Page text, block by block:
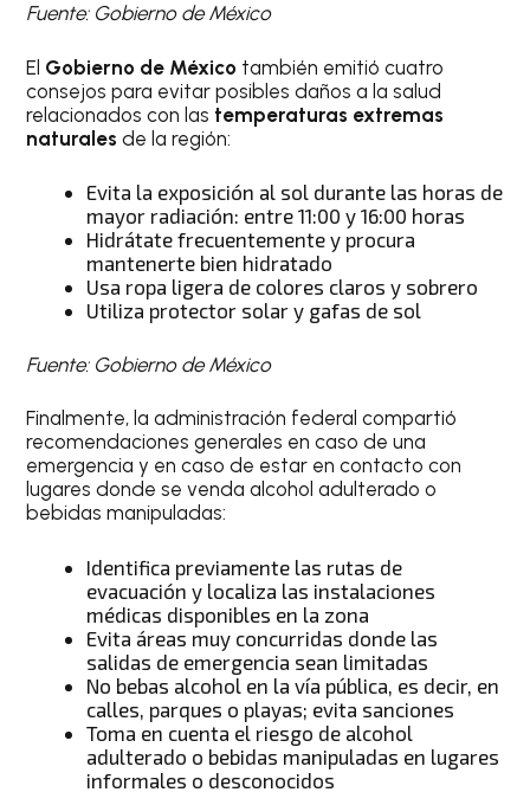
Fuente: Gobierno de México
El Gobierno de México también emitió cuatro
consejos para evitar posibles daños a la salud
relacionados con las temperaturas extremas
naturales de la región:
Evita la exposición al sol durante las horas de
mayor radiación: entre 11:00 y 16:00 horas
Hidrátate frecuentemente y procura
mantenerte bien hidratado
Usa ropa ligera de colores claros y sobrero
Utiliza protector solar y gafas de sol
Fuente: Gobierno de México
Finalmente, la administración federal compartió
recomendaciones generales en caso de una
emergencia y en caso de estar en contacto con
lugares donde se venda alcohol adulterado o
bebidas manipuladas:
Identifica previamente las rutas de
evacuación y localiza las instalaciones
médicas disponibles en la zona
Evita áreas muy concurridas donde las
salidas de emergencia sean limitadas
No bebas alcohol en la vía pública, es decir, en
calles, parques o playas; evita sanciones
Toma en cuenta el riesgo de alcohol
adulterado o bebidas manipuladas en lugares
informales o desconocidos